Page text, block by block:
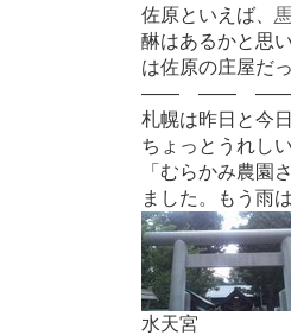
佐原といえば、
醂はあるかと思
は佐原の庄屋だ
—— ——
札幌は昨日と今
ちょっとうれし
「むらかみ農園
ました。もう雨
水天宮